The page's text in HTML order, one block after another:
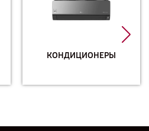
КОНДИЦИОНЕРЫ